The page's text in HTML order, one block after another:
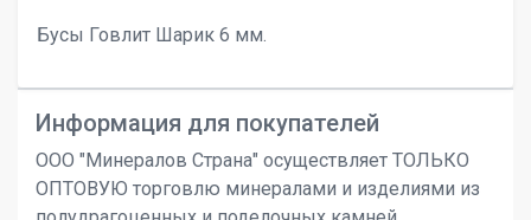
Бусы Говлит Шарик 6 мм.
Информация для покупателей
ООО "Минералов Страна" осуществляет ТОЛЬКО
ОПТОВУЮ торговлю минералами и изделиями из